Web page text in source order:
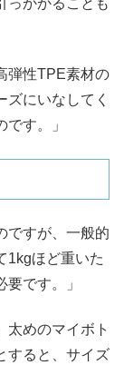
弾性TPE素材の
にいなしてく
す。」
ですが、一般的
1kgほど重いた
です。」
太めのマイボト
すると、サイズ